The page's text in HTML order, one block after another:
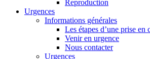
Reproduction
Urgences
Informations générales
Les étapes d’une prise en
Venir en urgence
Nous contacter
Urgences